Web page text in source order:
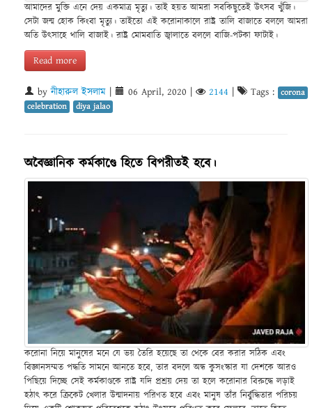
আমাদের মুক্তি এনে দেয় একমাত্র মৃত্যু। তাই হয়ত আমরা সবকিছুতেই উৎসব খুঁজি।
সেটা জন্ম হোক কিংবা মৃত্যু। তাইতো এই করোনাকালে রাষ্ট্র তালি বাজাতে বললে আমরা
অতি উৎসাহে থালি বাজাই। রাষ্ট্র মোমবাতি জ্বালাতে বললে বাজি-পটকা ফাটাই।
Read more
byনীহারুল ইসলাম | 06 April, 2020 | 2144 | Tags : corona
celebration
diya jalao
অবৈজ্ঞানিক কর্মকাণ্ডে হিতে বিপরীতই হবে।
করোনা নিয়ে মানুষের মনে যে ভয় তৈরি হয়েছে তা থেকে বের করার সঠিক এবং
বিজ্ঞানসম্মত পদ্ধতি সামনে আনতে হবে, তার বদলে অন্ধ কুসংস্কার যা দেশকে আরও
পিছিয়ে দিচ্ছে সেই কর্মকাণ্ডকে রাষ্ট্র যদি প্রশ্রয় দেয় তা হলে করোনার বিরুদ্ধে লড়াই
হঠাৎ করে ক্রিকেট খেলার উন্মাদনায় পরিণত হবে এবং মানুষ তাঁর নির্বুদ্ধিতার পরিচয়